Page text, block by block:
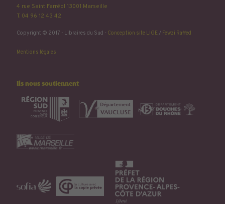
4 rue Saint Ferréol 13001 Marseille
T. 04 96 12 43 42
Copyright © 2017 - Libraires du Sud - Conception site LIGE/ Fewzi Raffed
Mentions légales
Ils nous soutiennent